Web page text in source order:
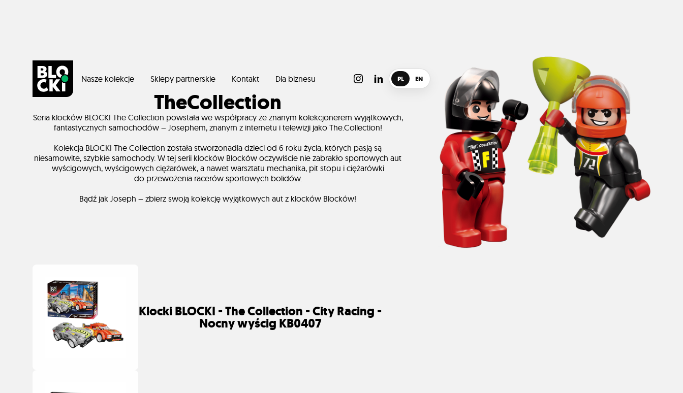
Nasze kolekcje Sklepy partnerskie Kontakt Dla biznesu PL EN
TheCollection
Seria klocków BLOCKI The Collection powstała we współpracy ze znanym kolekcjonerem wyjątkowych,
fantastycznych samochodów – Josephem, znanym z internetu i telewizji jako The.Collection!
Kolekcja BLOCKI The Collection została stworzonadla dzieci od 6 roku życia, których pasją są
niesamowite, szybkie samochody. W tej serii klocków Blocków oczywiście nie zabrakło sportowych aut
wyścigowych, wyścigowych ciężarówek, a nawet warsztatu mechanika, pit stopu i ciężarówki
do przewożenia racerów sportowych bolidów.
Bądź jak Joseph – zbierz swoją kolekcję wyjątkowych aut z klocków Blocków!
Klocki BLOCKI - The Collection - City Racing -
Nocny wyścig KB0407